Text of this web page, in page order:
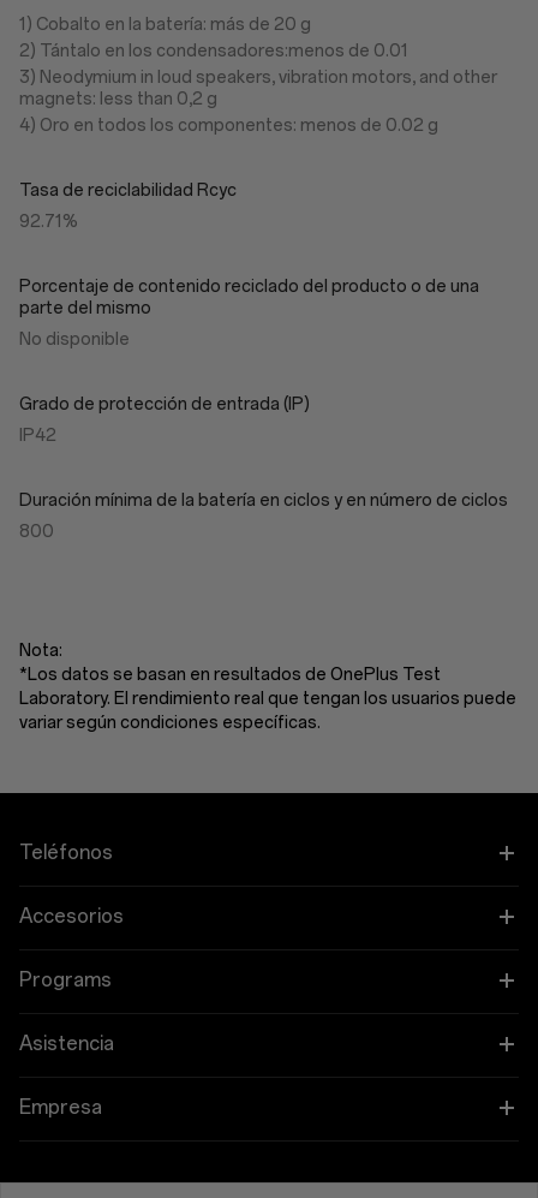
1) Cobalto en la batería: más de 20 g
2) Tántalo en los condensadores:menos de 0.01
3) Neodymium in loud speakers, vibration motors, and other
magnets: less than 0,2 g
4) Oro en todos los componentes: menos de 0.02 g
Tasa de reciclabilidad Rcyc
92.71%
Porcentaje de contenido reciclado del producto o de una
parte del mismo
No disponible
Grado de protección de entrada (IP)
IP42
Duración mínima de la batería en ciclos y en número de ciclos
800
Nota:
*Los datos se basan en resultados de OnePlus Test
Laboratory. El rendimiento real que tengan los usuarios puede
variar según condiciones específicas.
Teléfonos
OnePlus 15
OnePlus 15R
Accesorios
Tableta
Ponibles
Programs
Vincular tus dispositivos OnePlus
Programa de descuentos
Asistencia
Preguntas frecuentes sobre compras
Empresa